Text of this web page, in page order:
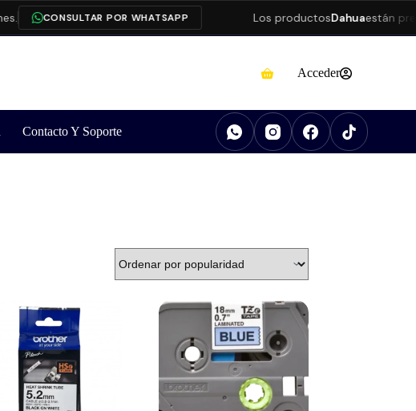
CONSULTAR POR WHATSAPP Los productosDahuaestán
Acceder
Contacto Y Soporte